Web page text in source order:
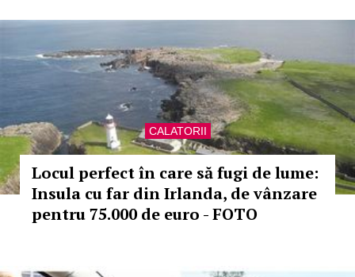
CALATORII
Locul perfect în care să fugi de lume:
Insula cu far din Irlanda, de vânzare
pentru 75.000 de euro - FOTO